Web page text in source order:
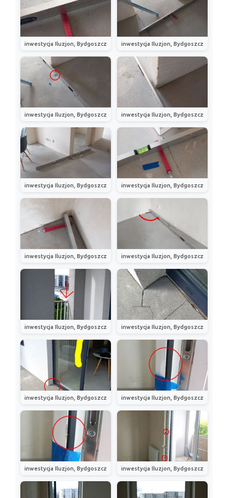
inwestycja Iluzjon, Bydgoszcz inwestycja Iluzjon, Bydgoszcz
inwestycja Iluzjon, Bydgoszcz inwestycja Iluzjon, Bydgoszcz
inwestycja Iluzjon, Bydgoszcz inwestycja Iluzjon, Bydgoszcz
inwestycja Iluzjon, Bydgoszcz inwestycja Iluzjon, Bydgoszcz
inwestycja Iluzjon, Bydgoszcz inwestycja Iluzjon, Bydgoszcz
inwestycja Iluzjon, Bydgoszcz inwestycja Iluzjon, Bydgoszcz
inwestycja Iluzjon, Bydgoszcz inwestycja Iluzjon, Bydgoszcz